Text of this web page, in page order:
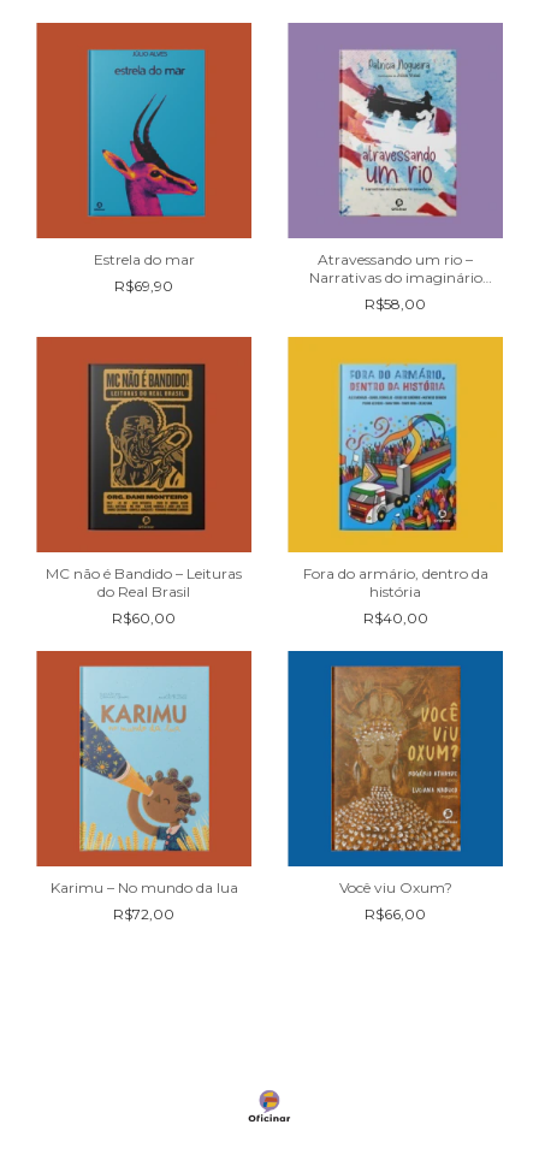
Estrela do mar
R$69,90
Atravessando um rio –
Narrativas do imaginário
amazônico
R$58,00
MC não é Bandido – Leituras
do Real Brasil
R$60,00
Fora do armário, dentro da
história
R$40,00
Karimu – No mundo da lua
R$72,00
Você viu Oxum?
R$66,00